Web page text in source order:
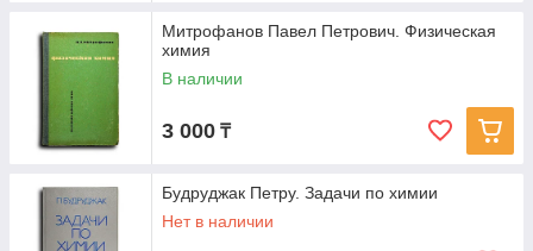
Митрофанов Павел Петрович. Физическая
химия
В наличии
3 000 ₸
Будруджак Петру. Задачи по химии
Нет в наличии